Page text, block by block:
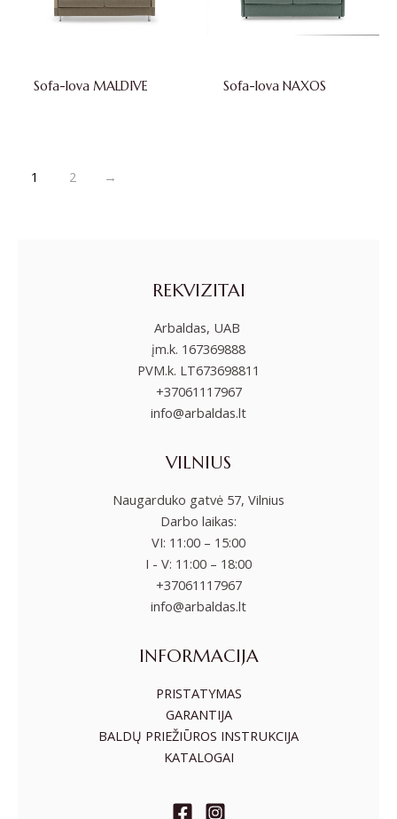
Sofa-lova MALDIVE Sofa-lova NAXOS
1 2 →
REKVIZITAI
Arbaldas, UAB
įm.k. 167369888
PVM.k. LT673698811
+37061117967
info@arbaldas.lt
VILNIUS
Naugarduko gatvė 57, Vilnius
Darbo laikas:
VI: 11:00 – 15:00
I - V: 11:00 – 18:00
+37061117967
info@arbaldas.lt
INFORMACIJA
PRISTATYMAS
GARANTIJA
BALDŲ PRIEŽIŪROS INSTRUKCIJA
KATALOGAI